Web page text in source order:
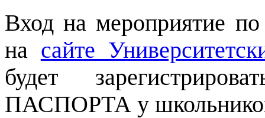
Вход на мероприятие по
на сайте
будет
ПАСПОРТА у